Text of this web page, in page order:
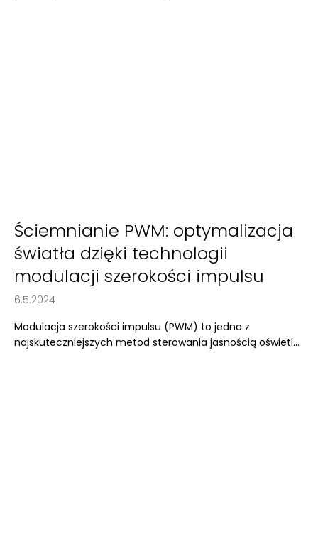
Ściemnianie PWM: optymalizacja
światła dzięki technologii
modulacji szerokości impulsu
6.5.2024
Modulacja szerokości impulsu (PWM) to jedna z
najskuteczniejszych metod sterowania jasnością oświetl...